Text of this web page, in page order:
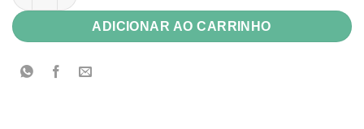
ADICIONAR AO CARRINHO